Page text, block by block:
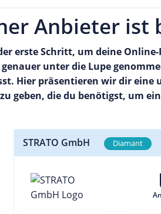
Anbieter ist
erste Schritt, um deine
unter die Lupe
Hier präsentieren wir dir eine
geben, die du benötigst, um
STRATO GmbH Diamant